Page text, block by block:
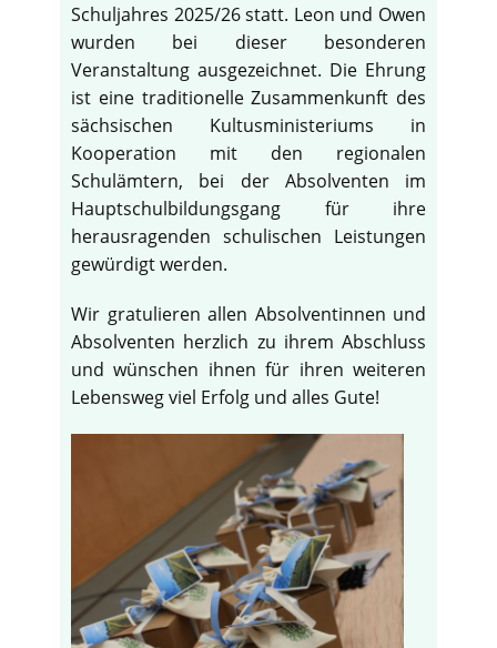
Schuljahres 2025/26 statt. Leon und Owen
wurden bei dieser besonderen
Veranstaltung ausgezeichnet. Die Ehrung
ist eine traditionelle Zusammenkunft des
sächsischen Kultusministeriums in
Kooperation mit den regionalen
Schulämtern, bei der Absolventen im
Hauptschulbildungsgang für ihre
herausragenden schulischen Leistungen
gewürdigt werden.
Wir gratulieren allen Absolventinnen und
Absolventen herzlich zu ihrem Abschluss
und wünschen ihnen für ihren weiteren
Lebensweg viel Erfolg und alles Gute!